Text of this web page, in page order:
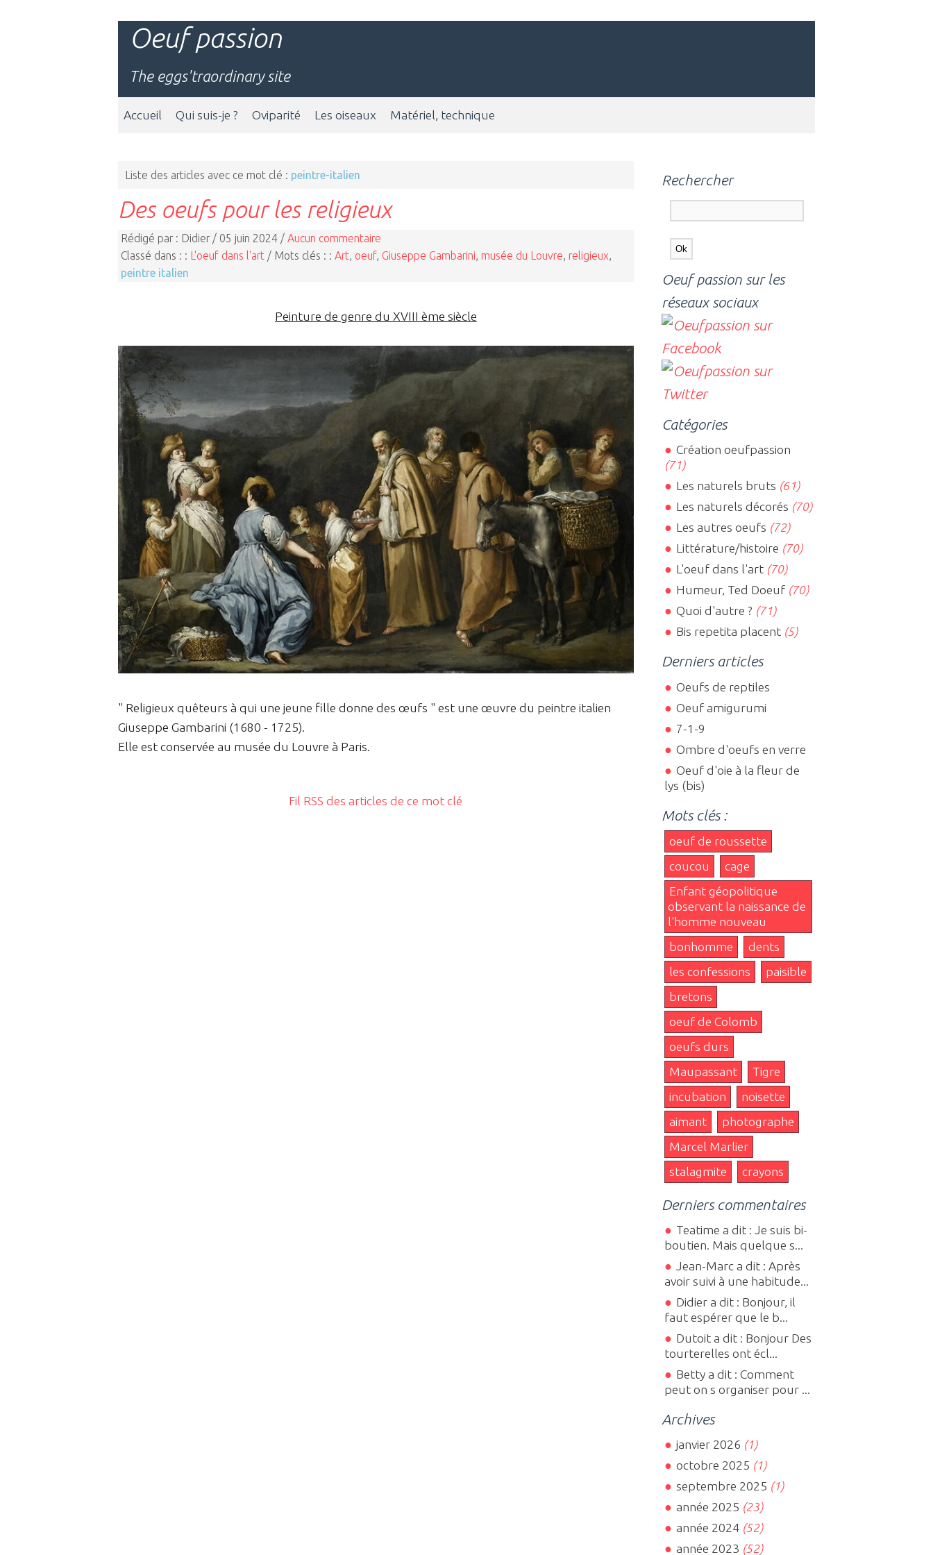
Oeuf passion
The eggs'traordinary site
Accueil Qui suis-je ? Oviparité Les oiseaux Matériel, technique
Liste des articles avec ce mot clé : peintre-italien
Des oeufs pour les religieux
Rédigé par : Didier / 05 juin 2024 / Aucun commentaire
Classé dans : : L'oeuf dans l'art / Mots clés : : Art oeuf, Giuseppe Gambarini musée du Louvre religieux
peintre italien
Peinture de genre du XVIII ème siècle
" Religieux quêteurs à qui une jeune fille donne des œufs " est une œuvre du peintre italien
Giuseppe Gambarini (1680 - 1725).
Elle est conservée au musée du Louvre à Paris.
Fil RSS des articles de ce mot clé
Rechercher
Oeuf passion sur les
réseaux sociaux
Catégories
Création oeufpassion
(71)
Les naturels bruts (61)
Les naturels décorés (70)
Les autres oeufs (72)
Littérature/histoire (70)
L'oeuf dans l'art(70)
Humeur, Ted Doeuf(70)
Quoi d'autre ? (71)
Bis repetita placent(5)
Derniers articles
Oeufs de reptiles
Oeuf amigurumi
7-1-9
Ombre d'oeufs en verre
Oeuf d'oie à la fleur de
lys (bis)
Mots clés :
oeuf de roussette
coucou
cage
Enfant géopolitique
observant la naissance de
l'homme nouveau
bonhomme
dents
les confessions
paisible
bretons
oeuf de Colomb
oeufs durs
Maupassant
Tigre
incubation
noisette
aimant
photographe
Marcel Marlier
stalagmite
crayons
Derniers commentaires
Teatime a dit : Je suis bi-
boutien. Mais quelque s...
Jean-Marc a dit : Après
avoir suivi à une habitude...
Didier a dit : Bonjour, il
faut espérer que le b...
Dutoit a dit : Bonjour Des
tourterelles ont écl...
Betty a dit : Comment
peut on s organiser pour ...
Archives
janvier 2026 (1)
octobre 2025 (1)
septembre 2025 (1)
année 2025 (23)
année 2024(52)
année 2023 (52)